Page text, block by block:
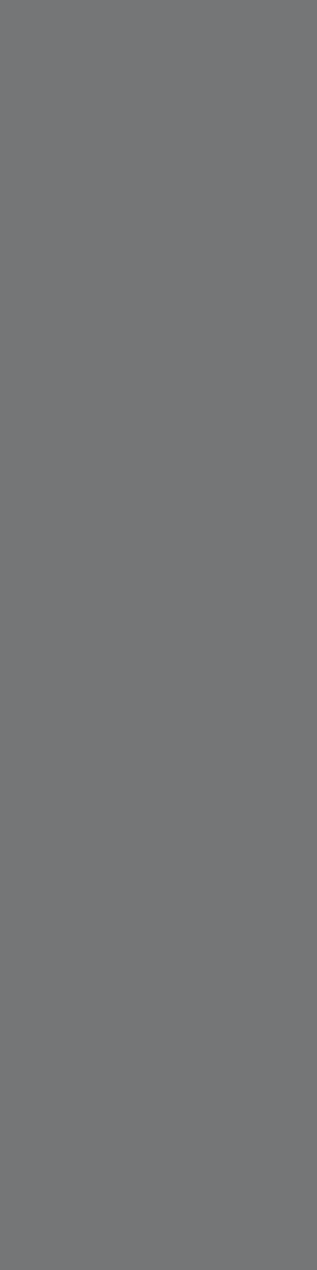
μαγεία του
την άνεση